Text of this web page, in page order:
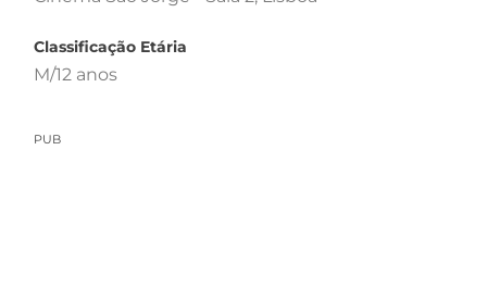
Classificação Etária
M/12 anos
PUB